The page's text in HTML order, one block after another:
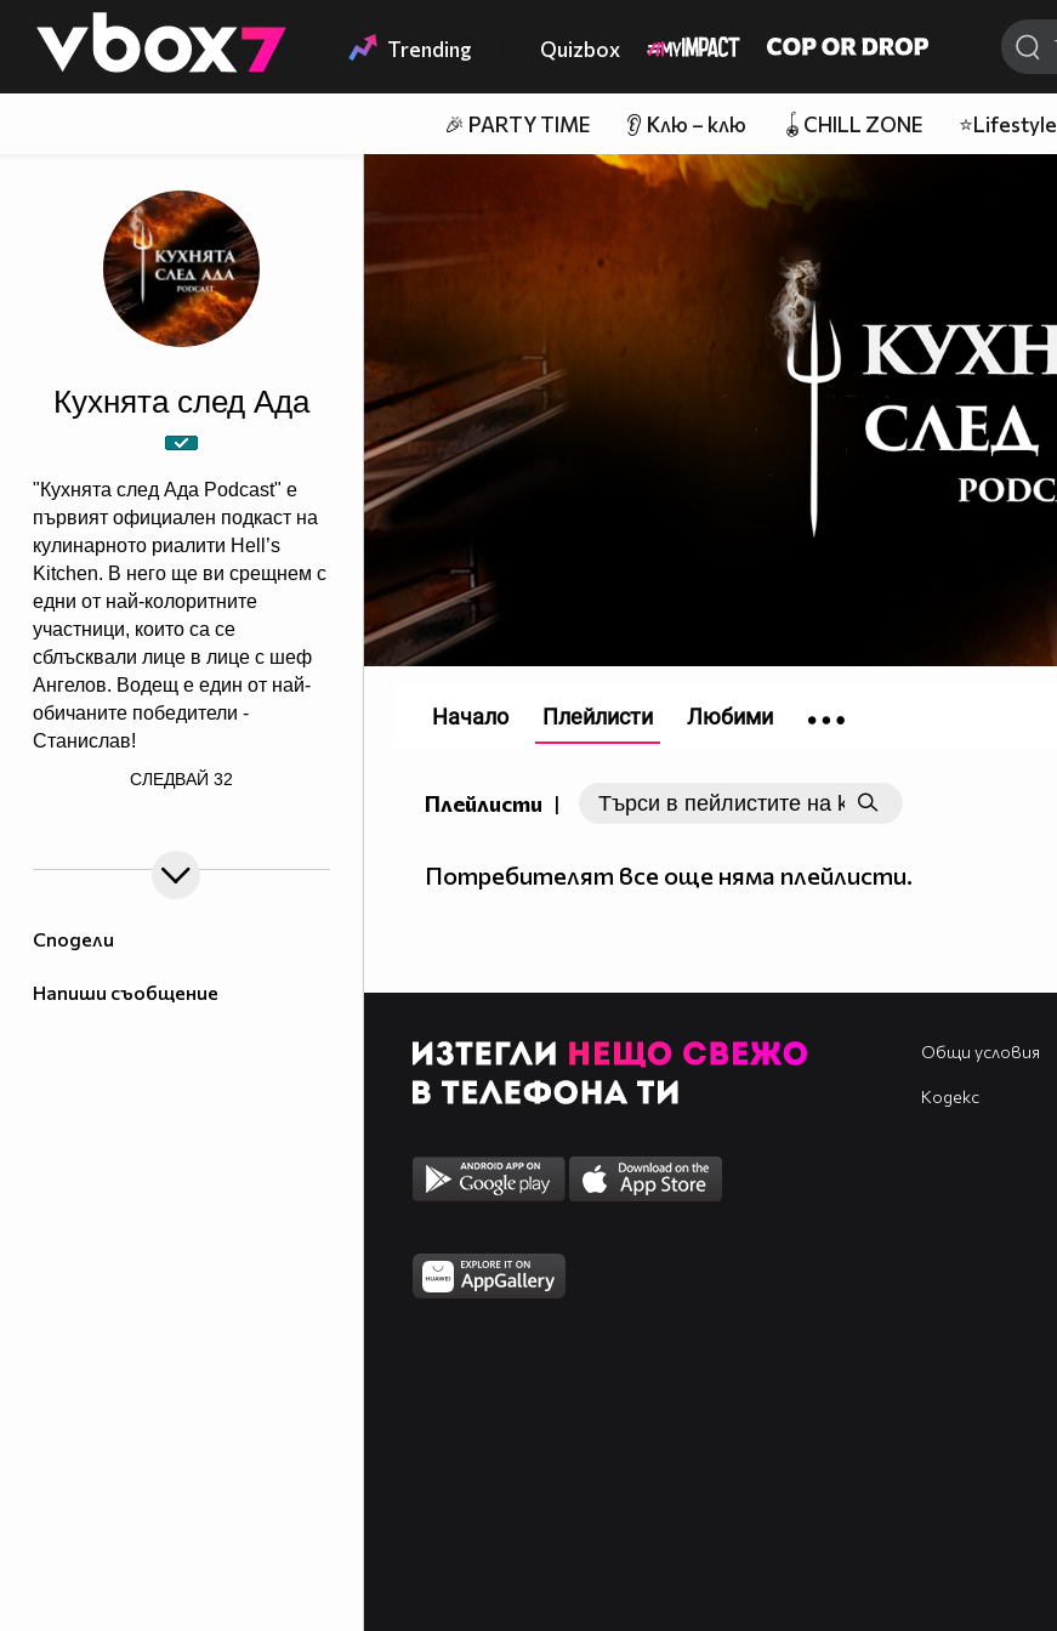
👾 Trending Quizbox
🎉 PARTY TIME 👂 Клю – клю 🪀CHILL ZONE ⭐Lifestyle
Сподели
Напиши съобщение
Кухнята след Ада
"Кухнята след Ада Podcast" e
първият официален подкаст на
кулинарното риалити Hell’s
Kitchen. В него ще ви срещнем с
едни от най-колоритните
участници, които са се
сблъсквали лице в лице с шеф
Ангелов. Водещ е един от най-
обичаните победители -
Станислав!
/> Гледайте "Кухнята след Ада
СЛЕДВАЙ 32
Плейлисти |
Потребителят все още няма плейлисти.
Начало Плейлисти Любими
Общи условия
Кодекс